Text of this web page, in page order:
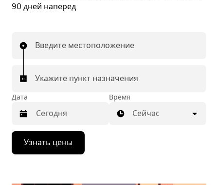
90 дней наперед.
Введите местоположение
Укажите пункт назначения
Дата
Нажмите
стрелку
вниз,
Время
Сейчас
Узнать цены